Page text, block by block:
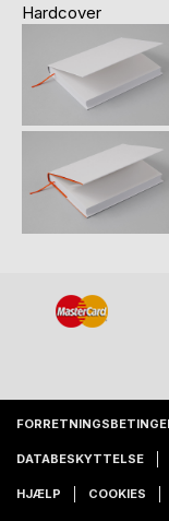
Hardcover
DATABESKYTTELSE
HJÆLP COOKIES